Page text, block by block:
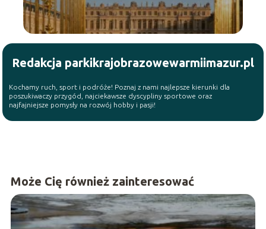
Redakcja parkikrajobrazowewarmiimazur.pl
Kochamy ruch, sport i podróże! Poznaj z nami najlepsze kierunki dla
poszukiwaczy przygód, najciekawsze dyscypliny sportowe oraz
najfajniejsze pomysły na rozwój hobby i pasji!
Może Cię również zainteresować